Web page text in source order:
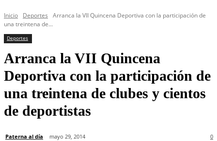
Inicio Deportes
Arranca la VII Quincena Deportiva con la participación de
una treintena de...
Deportes
Arranca la VII Quincena
Deportiva con la participación de
una treintena de clubes y cientos
de deportistas
Paterna al día mayo 29, 2014 0